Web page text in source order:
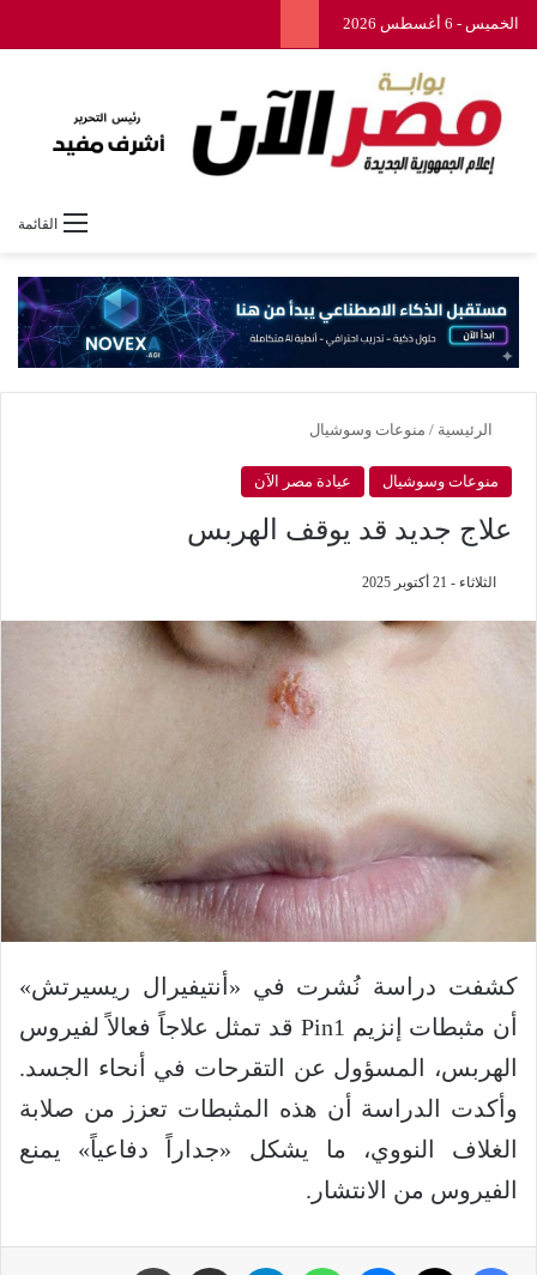
الخميس - 6 أغسطس 2026
القائمة
الرئيسية / منوعات وسوشيال
منوعات وسوشيال عيادة مصر الآن
علاج جديد قد يوقف الهربس
الثلاثاء - 21 أكتوبر 2025
كشفت دراسة نُشرت في «أنتيفيرال ريسيرتش»
أن مثبطات إنزيم Pin1 قد تمثل علاجاً فعالاً لفيروس
الهربس، المسؤول عن التقرحات في أنحاء الجسد.
وأكدت الدراسة أن هذه المثبطات تعزز من صلابة
الغلاف النووي، ما يشكل «جداراً دفاعياً» يمنع
الفيروس من الانتشار.